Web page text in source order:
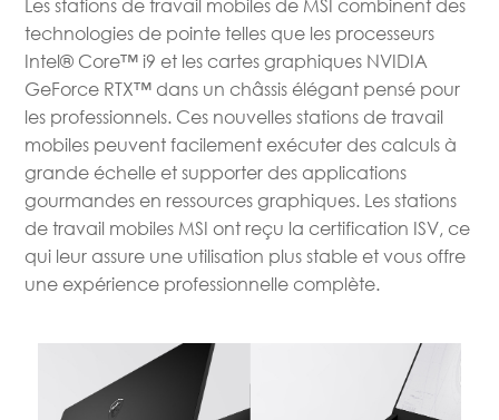
Les stations de travail mobiles de MSI combinent des
technologies de pointe telles que les processeurs
Intel® Core™ i9 et les cartes graphiques NVIDIA
GeForce RTX™ dans un châssis élégant pensé pour
les professionnels. Ces nouvelles stations de travail
mobiles peuvent facilement exécuter des calculs à
grande échelle et supporter des applications
gourmandes en ressources graphiques. Les stations
de travail mobiles MSI ont reçu la certification ISV, ce
qui leur assure une utilisation plus stable et vous offre
une expérience professionnelle complète.